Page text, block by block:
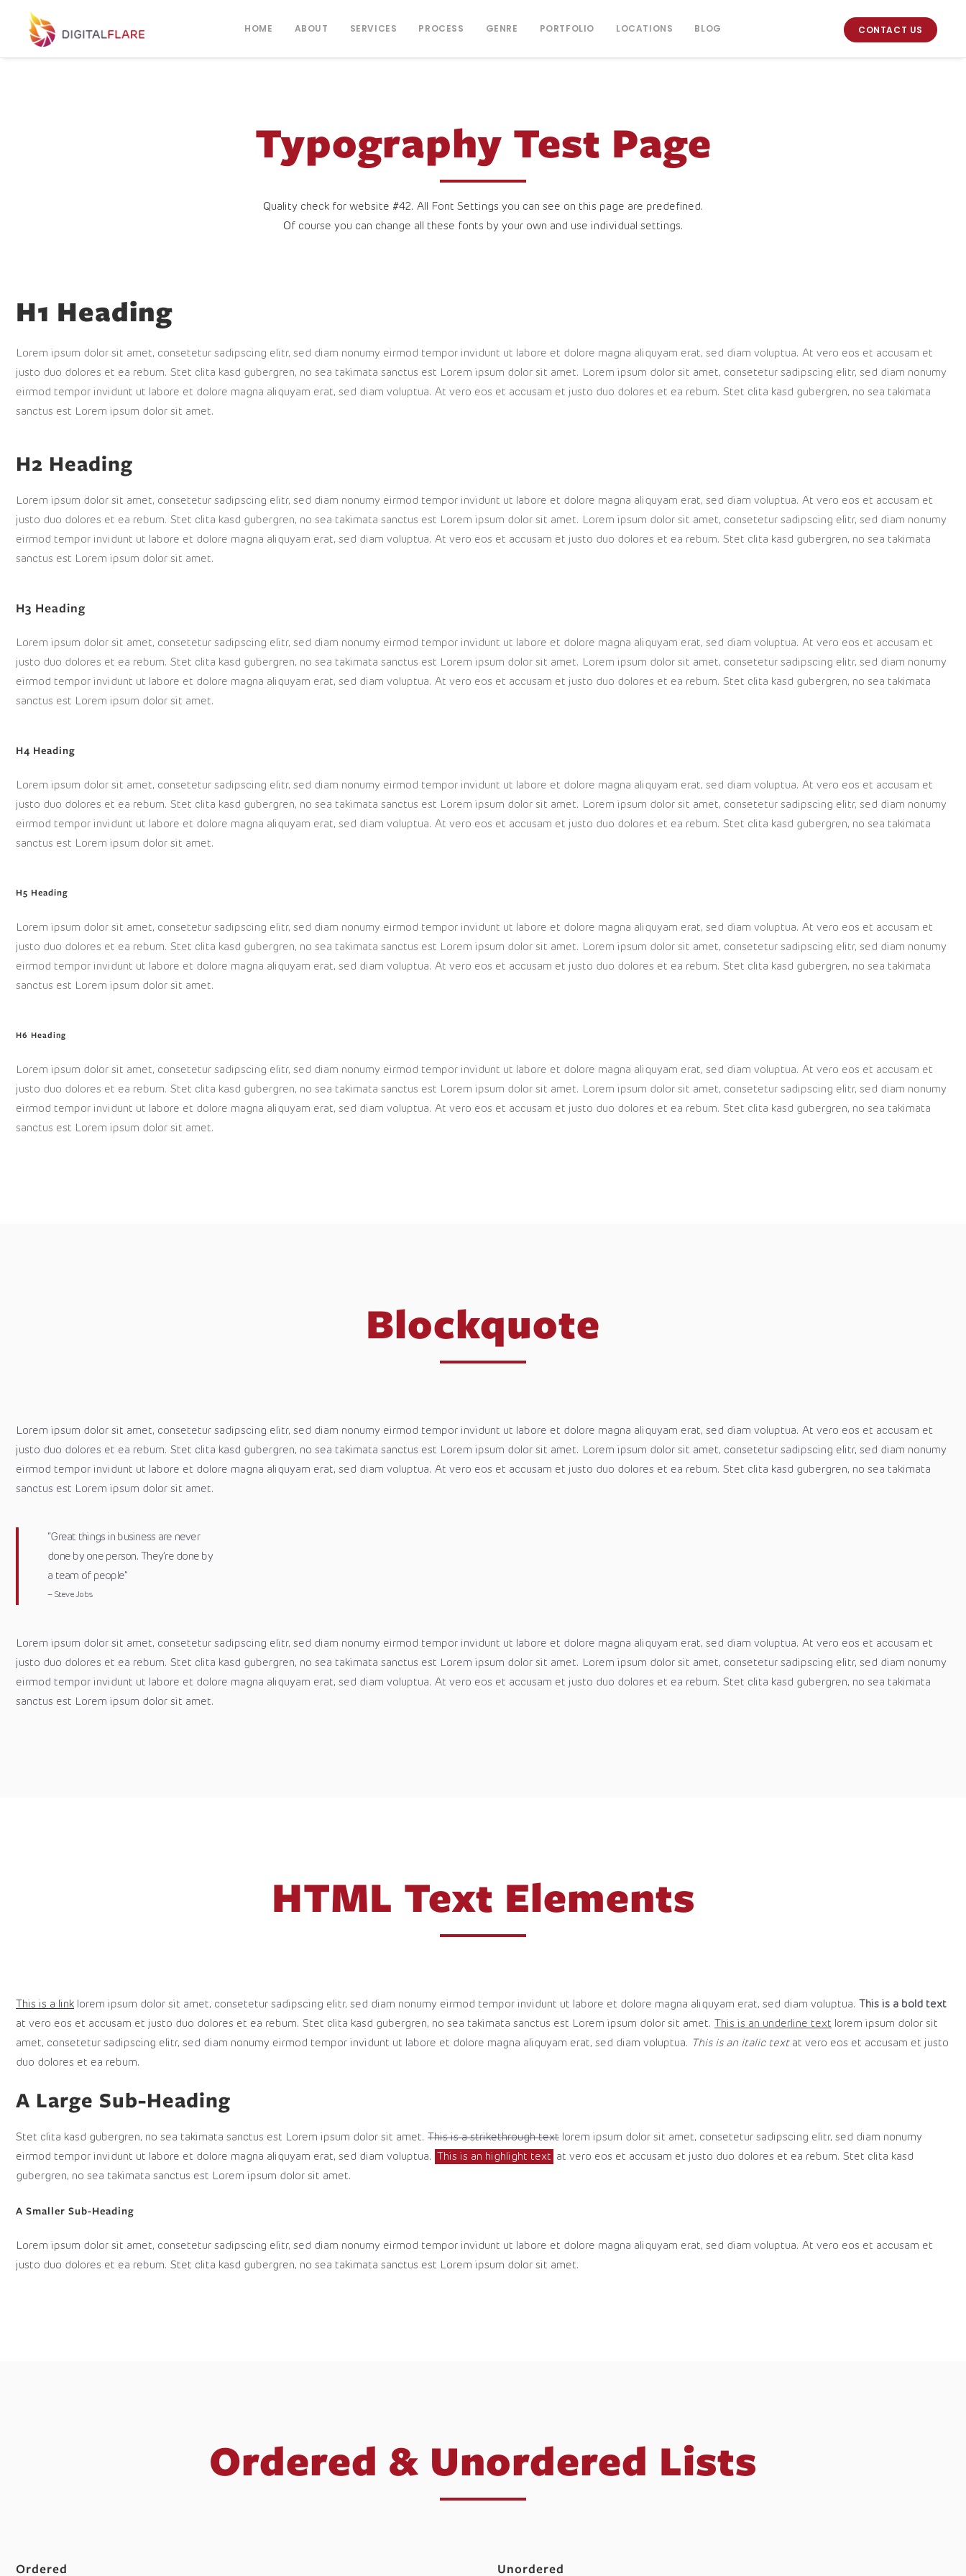
HOME ABOUT SERVICES PROCESS GENRE PORTFOLIO LOCATIONS BLOG CONTACT US
Typography Test Page
Quality check for website #42. All Font Settings you can see on this page are predefined.
Of course you can change all these fonts by your own and use individual settings.
H1 Heading
Lorem ipsum dolor sit amet, consetetur sadipscing elitr, sed diam nonumy eirmod tempor invidunt ut labore et dolore magna aliquyam erat, sed diam voluptua. At vero eos et accusam et
justo duo dolores et ea rebum. Stet clita kasd gubergren, no sea takimata sanctus est Lorem ipsum dolor sit amet. Lorem ipsum dolor sit amet, consetetur sadipscing elitr, sed diam nonumy
eirmod tempor invidunt ut labore et dolore magna aliquyam erat, sed diam voluptua. At vero eos et accusam et justo duo dolores et ea rebum. Stet clita kasd gubergren, no sea takimata
sanctus est Lorem ipsum dolor sit amet.
H2 Heading
Lorem ipsum dolor sit amet, consetetur sadipscing elitr, sed diam nonumy eirmod tempor invidunt ut labore et dolore magna aliquyam erat, sed diam voluptua. At vero eos et accusam et
justo duo dolores et ea rebum. Stet clita kasd gubergren, no sea takimata sanctus est Lorem ipsum dolor sit amet. Lorem ipsum dolor sit amet, consetetur sadipscing elitr, sed diam nonumy
eirmod tempor invidunt ut labore et dolore magna aliquyam erat, sed diam voluptua. At vero eos et accusam et justo duo dolores et ea rebum. Stet clita kasd gubergren, no sea takimata
sanctus est Lorem ipsum dolor sit amet.
H3 Heading
Lorem ipsum dolor sit amet, consetetur sadipscing elitr, sed diam nonumy eirmod tempor invidunt ut labore et dolore magna aliquyam erat, sed diam voluptua. At vero eos et accusam et
justo duo dolores et ea rebum. Stet clita kasd gubergren, no sea takimata sanctus est Lorem ipsum dolor sit amet. Lorem ipsum dolor sit amet, consetetur sadipscing elitr, sed diam nonumy
eirmod tempor invidunt ut labore et dolore magna aliquyam erat, sed diam voluptua. At vero eos et accusam et justo duo dolores et ea rebum. Stet clita kasd gubergren, no sea takimata
sanctus est Lorem ipsum dolor sit amet.
H4 Heading
Lorem ipsum dolor sit amet, consetetur sadipscing elitr, sed diam nonumy eirmod tempor invidunt ut labore et dolore magna aliquyam erat, sed diam voluptua. At vero eos et accusam et
justo duo dolores et ea rebum. Stet clita kasd gubergren, no sea takimata sanctus est Lorem ipsum dolor sit amet. Lorem ipsum dolor sit amet, consetetur sadipscing elitr, sed diam nonumy
eirmod tempor invidunt ut labore et dolore magna aliquyam erat, sed diam voluptua. At vero eos et accusam et justo duo dolores et ea rebum. Stet clita kasd gubergren, no sea takimata
sanctus est Lorem ipsum dolor sit amet.
H5 Heading
Lorem ipsum dolor sit amet, consetetur sadipscing elitr, sed diam nonumy eirmod tempor invidunt ut labore et dolore magna aliquyam erat, sed diam voluptua. At vero eos et accusam et
justo duo dolores et ea rebum. Stet clita kasd gubergren, no sea takimata sanctus est Lorem ipsum dolor sit amet. Lorem ipsum dolor sit amet, consetetur sadipscing elitr, sed diam nonumy
eirmod tempor invidunt ut labore et dolore magna aliquyam erat, sed diam voluptua. At vero eos et accusam et justo duo dolores et ea rebum. Stet clita kasd gubergren, no sea takimata
sanctus est Lorem ipsum dolor sit amet.
H6 Heading
Lorem ipsum dolor sit amet, consetetur sadipscing elitr, sed diam nonumy eirmod tempor invidunt ut labore et dolore magna aliquyam erat, sed diam voluptua. At vero eos et accusam et
justo duo dolores et ea rebum. Stet clita kasd gubergren, no sea takimata sanctus est Lorem ipsum dolor sit amet. Lorem ipsum dolor sit amet, consetetur sadipscing elitr, sed diam nonumy
eirmod tempor invidunt ut labore et dolore magna aliquyam erat, sed diam voluptua. At vero eos et accusam et justo duo dolores et ea rebum. Stet clita kasd gubergren, no sea takimata
sanctus est Lorem ipsum dolor sit amet.
Blockquote
Lorem ipsum dolor sit amet, consetetur sadipscing elitr, sed diam nonumy eirmod tempor invidunt ut labore et dolore magna aliquyam erat, sed diam voluptua. At vero eos et accusam et
justo duo dolores et ea rebum. Stet clita kasd gubergren, no sea takimata sanctus est Lorem ipsum dolor sit amet. Lorem ipsum dolor sit amet, consetetur sadipscing elitr, sed diam nonumy
eirmod tempor invidunt ut labore et dolore magna aliquyam erat, sed diam voluptua. At vero eos et accusam et justo duo dolores et ea rebum. Stet clita kasd gubergren, no sea takimata
sanctus est Lorem ipsum dolor sit amet.
“Great things in business are never
done by one person. They’re done by
a team of people”
– Steve Jobs
Lorem ipsum dolor sit amet, consetetur sadipscing elitr, sed diam nonumy eirmod tempor invidunt ut labore et dolore magna aliquyam erat, sed diam voluptua. At vero eos et accusam et
justo duo dolores et ea rebum. Stet clita kasd gubergren, no sea takimata sanctus est Lorem ipsum dolor sit amet. Lorem ipsum dolor sit amet, consetetur sadipscing elitr, sed diam nonumy
eirmod tempor invidunt ut labore et dolore magna aliquyam erat, sed diam voluptua. At vero eos et accusam et justo duo dolores et ea rebum. Stet clita kasd gubergren, no sea takimata
sanctus est Lorem ipsum dolor sit amet.
HTML Text Elements
This is a link lorem ipsum dolor sit amet, consetetur sadipscing elitr, sed diam nonumy eirmod tempor invidunt ut labore et dolore magna aliquyam erat, sed diam voluptua.
This is a bold text
at vero eos et accusam et justo duo dolores et ea rebum. Stet clita kasd gubergren, no sea takimata sanctus est Lorem ipsum dolor sit amet.
This is an underline text lorem ipsum dolor sit
amet, consetetur sadipscing elitr, sed diam nonumy eirmod tempor invidunt ut labore et dolore magna aliquyam erat, sed diam voluptua. This is an italic text at vero eos et accusam et justo
duo dolores et ea rebum.
A Large Sub-Heading
Stet clita kasd gubergren, no sea takimata sanctus est Lorem ipsum dolor sit amet. This is a strikethrough text lorem ipsum dolor sit amet, consetetur sadipscing elitr, sed diam nonumy
eirmod tempor invidunt ut labore et dolore magna aliquyam erat, sed diam voluptua.
This is an highlight text at vero eos et accusam et justo duo dolores et ea rebum. Stet clita kasd
gubergren, no sea takimata sanctus est Lorem ipsum dolor sit amet.
A Smaller Sub-Heading
Lorem ipsum dolor sit amet, consetetur sadipscing elitr, sed diam nonumy eirmod tempor invidunt ut labore et dolore magna aliquyam erat, sed diam voluptua. At vero eos et accusam et
justo duo dolores et ea rebum. Stet clita kasd gubergren, no sea takimata sanctus est Lorem ipsum dolor sit amet.
Ordered & Unordered Lists
Ordered Unordered